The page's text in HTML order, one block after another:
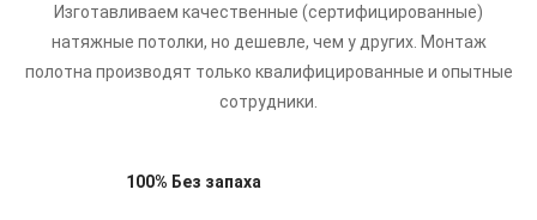
Изготавливаем качественные (сертифицированные)
натяжные потолки, но дешевле, чем у других. Монтаж
полотна производят только квалифицированные и опытные
сотрудники.
100% Без запаха